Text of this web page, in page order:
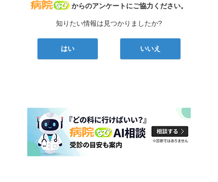
病院なび
からのアンケートにご協力ください。
知りたい情報は見つかりましたか?
はい いいえ